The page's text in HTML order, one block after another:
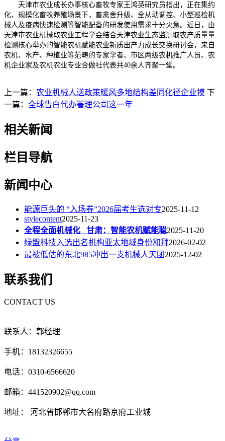
天津市农业成长办事核心畜牧专家王鸿英研究员指出，正在集约
化、规模化畜牧养殖场景下，畜禽舍升级、全从动调控、小型巡检机
械人及疫病快速检测等智能配备的研发使用需求十分火急。近日，由
天津市农业机械取农业工程学会结合天津农业生态监测取农产质量量
检测核心举办的智能农机赋能农业新质出产力成长交换研讨会，来自
农机、水产、种植业等范畴的专家学者、市区两级农机推广人员、农
机企业家及农机农业专业合做社代表共40余人齐聚一堂。
上一篇： 农业机械人送政策暖风多地结构差同化径企业摸 下
一篇： 全球告白代办署理公司这一年
相关新闻
栏目导航
新闻中心
能源巨头的 “入场券”2026届考生选对专2025-11-12
stylecontent2025-11-23
全程全面机械化 甘肃：智能农机赋能聪2025-11-20
绿盟科技入选出名机构亚太地域身份和拜2026-02-02
最被低估的东北985冲出一支机械人天团2025-12-02
联系我们
CONTACT US
联系人：郭经理
手机：18132326655
电话：0310-6566620
邮箱：441520902@qq.com
地址： 河北省邯郸市大名府路京府工业城